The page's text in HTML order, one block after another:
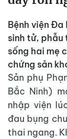
Bệnh viện Đa
sinh tử,
sống hai mẹ
chứng sản
Sản phụ
Bắc Ninh)
nhập viện
đau bụng
thai ngang.